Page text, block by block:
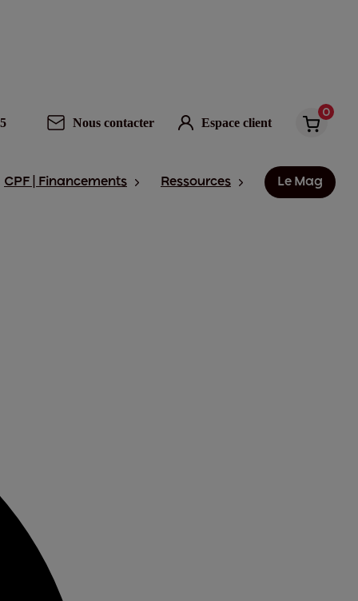
Nous contacter Espace client
0
CPF | Financements Ressources Le Mag